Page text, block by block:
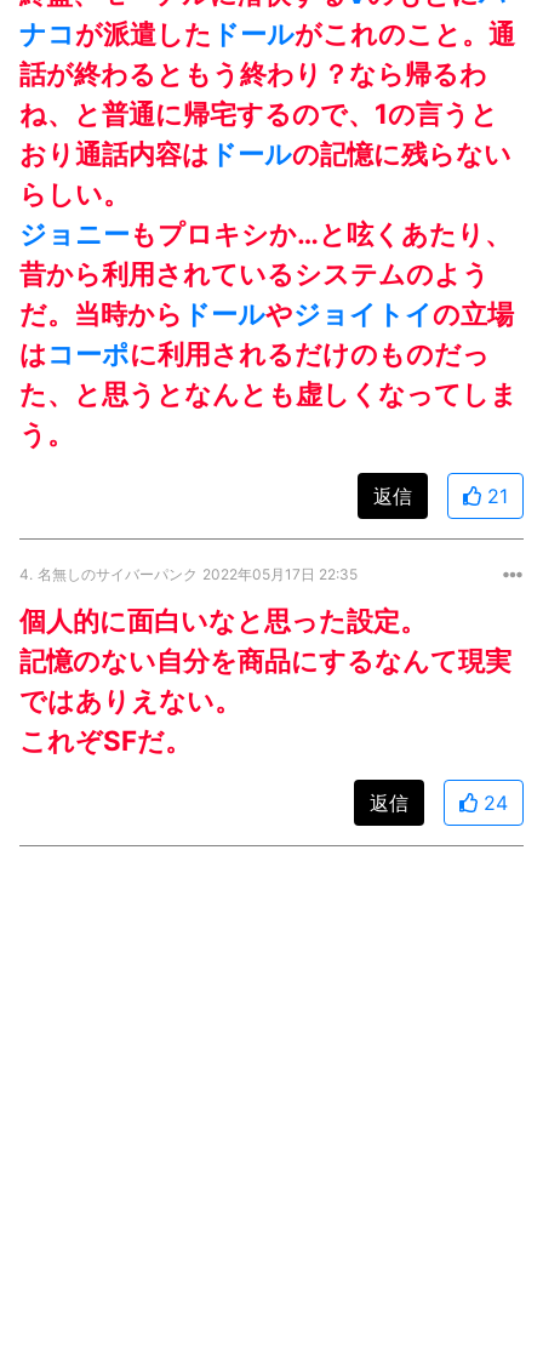
ナコが派遣した ドールがこれのこと。通
話が終わるともう終わり？なら帰るわ
ね、と普通に帰宅するので、1の言うと
おり通話内容は ドールの記憶に残らない
らしい。
ジョニーもプロキシか…と呟くあたり、
昔から利用されているシステムのよう
だ。当時から ドールやジョイトイの立場
はコーポに利用されるだけのものだっ
た、と思うとなんとも虚しくなってしま
う。
返信 21
4. 名無しのサイバーパンク 2022年05月17日 22:35
個人的に面白いなと思った設定。
記憶のない自分を商品にするなんて現実
ではありえない。
これぞSFだ。
返信 24